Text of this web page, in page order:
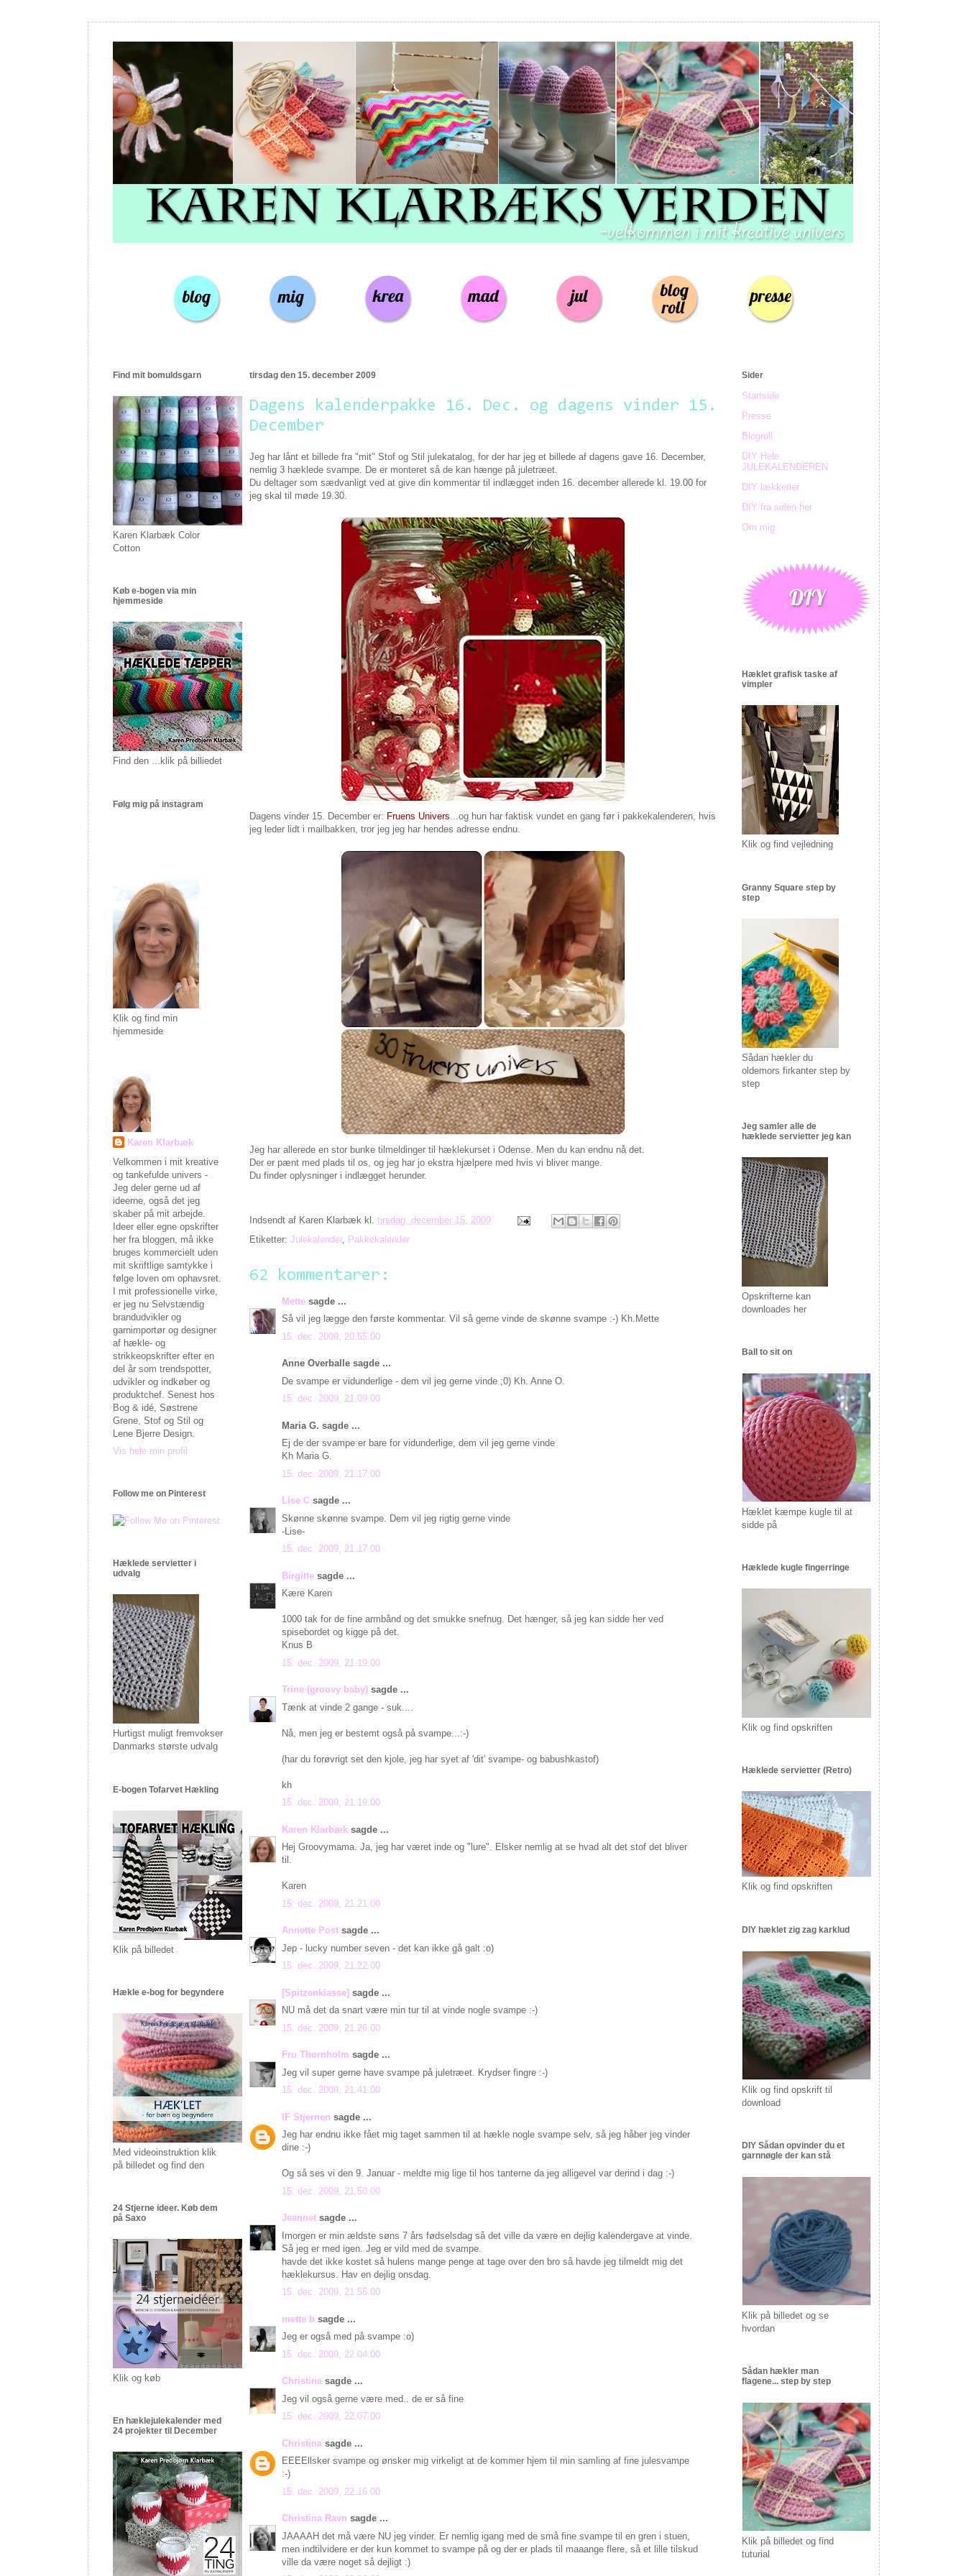
tirsdag den 15. december 2009
Dagens kalenderpakke 16. Dec. og dagens vinder 15.
December
Jeg har lånt et billede fra "mit" Stof og Stil julekatalog, for der har jeg et billede af dagens gave 16. December,
nemlig 3 hæklede svampe. De er monteret så de kan hænge på juletræet.
Du deltager som sædvanligt ved at give din kommentar til indlægget inden 16. december allerede kl. 19.00 for
jeg skal til møde 19.30.
Dagens vinder 15. December er: Fruens Univers ...og hun har faktisk vundet en gang før i pakkekalenderen, hvis
jeg leder lidt i mailbakken, tror jeg jeg har hendes adresse endnu.
Jeg har allerede en stor bunke tilmeldinger til hæklekurset i Odense. Men du kan endnu nå det.
Der er pænt med plads til os, og jeg har jo ekstra hjælpere med hvis vi bliver mange.
Du finder oplysninger i indlægget herunder.
Indsendt af Karen Klarbæk kl. tirsdag, december 15, 2009
Etiketter: Julekalender, Pakkekalender
62 kommentarer:
Mette sagde ...
Så vil jeg lægge den første kommentar. Vil så gerne vinde de skønne svampe :-) Kh.Mette
15. dec. 2009, 20.55.00
Anne Overballe sagde ...
De svampe er vidunderlige - dem vil jeg gerne vinde ;0) Kh. Anne O.
15. dec. 2009, 21.09.00
Maria G. sagde ...
Ej de der svampe er bare for vidunderlige, dem vil jeg gerne vinde
Kh Maria G.
15. dec. 2009, 21.17.00
Lise C sagde ...
Skønne skønne svampe. Dem vil jeg rigtig gerne vinde
-Lise-
15. dec. 2009, 21.17.00
Birgitte sagde ...
Kære Karen
1000 tak for de fine armbånd og det smukke snefnug. Det hænger, så jeg kan sidde her ved
spisebordet og kigge på det.
Knus B
15. dec. 2009, 21.19.00
Trine (groovy baby) sagde ...
Tænk at vinde 2 gange - suk....
Nå, men jeg er bestemt også på svampe...:-)
(har du forøvrigt set den kjole, jeg har syet af 'dit' svampe- og babushkastof)
kh
15. dec. 2009, 21.19.00
Karen Klarbæk sagde ...
Hej Groovymama. Ja, jeg har været inde og "lure". Elsker nemlig at se hvad alt det stof det bliver
til.
Karen
15. dec. 2009, 21.21.00
Annette Post sagde ...
Jep - lucky number seven - det kan ikke gå galt :o)
15. dec. 2009, 21.22.00
[Spitzenklasse] sagde ...
NU må det da snart være min tur til at vinde nogle svampe :-)
15. dec. 2009, 21.26.00
Fru Thornholm sagde ...
Jeg vil super gerne have svampe på juletræet. Krydser fingre :-)
15. dec. 2009, 21.41.00
IF Stjernen sagde ...
Jeg har endnu ikke fået mig taget sammen til at hækle nogle svampe selv, så jeg håber jeg vinder
dine :-)
Og så ses vi den 9. Januar - meldte mig lige til hos tanterne da jeg alligevel var derind i dag :-)
15. dec. 2009, 21.50.00
Jeannet sagde ...
Imorgen er min ældste søns 7 års fødselsdag så det ville da være en dejlig kalendergave at vinde.
Så jeg er med igen. Jeg er vild med de svampe.
havde det ikke kostet så hulens mange penge at tage over den bro så havde jeg tilmeldt mig det
hæklekursus. Hav en dejlig onsdag.
15. dec. 2009, 21.55.00
mette b sagde ...
Jeg er også med på svampe :o)
15. dec. 2009, 22.04.00
Christina sagde ...
Jeg vil også gerne være med.. de er så fine
15. dec. 2009, 22.07.00
Christina sagde ...
EEEEllsker svampe og ønsker mig virkeligt at de kommer hjem til min samling af fine julesvampe
:-)
15. dec. 2009, 22.16.00
Christina Ravn sagde ...
JAAAAH det må være NU jeg vinder. Er nemlig igang med de små fine svampe til en gren i stuen,
men indtilvidere er der kun kommet to svampe på og der er plads til maaange flere, så et lille tilskud
ville da være noget så dejligt :)
Find mit bomuldsgarn
Karen Klarbæk Color
Cotton
Køb e-bogen via min
hjemmeside
Find den ...klik på billiedet
Følg mig på instagram
Klik og find min
hjemmeside
Karen Klarbæk
Velkommen i mit kreative
og tankefulde univers -
Jeg deler gerne ud af
ideerne, også det jeg
skaber på mit arbejde.
Ideer eller egne opskrifter
her fra bloggen, må ikke
bruges kommercielt uden
mit skriftlige samtykke i
følge loven om ophavsret.
I mit professionelle virke,
er jeg nu Selvstændig
brandudvikler og
garnimportør og designer
af hækle- og
strikkeopskrifter efter en
del år som trendspotter,
udvikler og indkøber og
produktchef. Senest hos
Bog & idé, Søstrene
Grene, Stof og Stil og
Lene Bjerre Design.
Vis hele min profil
Follow me on Pinterest
Hæklede servietter i
udvalg
Hurtigst muligt fremvokser
Danmarks største udvalg
E-bogen Tofarvet Hækling
Klik på billedet
Hækle e-bog for begyndere
Med videoinstruktion klik
på billedet og find den
24 Stjerne ideer. Køb dem
på Saxo
Klik og køb
En hæklejulekalender med
24 projekter til December
Sider
Startside
Presse
Blogroll
DIY Hele
JULEKALENDEREN
DIY lækkerier
DIY fra siden her
Om mig
Hæklet grafisk taske af
vimpler
Klik og find vejledning
Granny Square step by
step
Sådan hækler du
oldemors firkanter step by
step
Jeg samler alle de
hæklede servietter jeg kan
Opskrifterne kan
downloades her
Ball to sit on
Hæklet kæmpe kugle til at
sidde på
Hæklede kugle fingerringe
Klik og find opskriften
Hæklede servietter (Retro)
Klik og find opskriften
DIY hæklet zig zag karklud
Klik og find opskrift til
download
DIY Sådan opvinder du et
garnnøgle der kan stå
Klik på billedet og se
hvordan
Sådan hækler man
flagene... step by step
Klik på billedet og find
tuturial